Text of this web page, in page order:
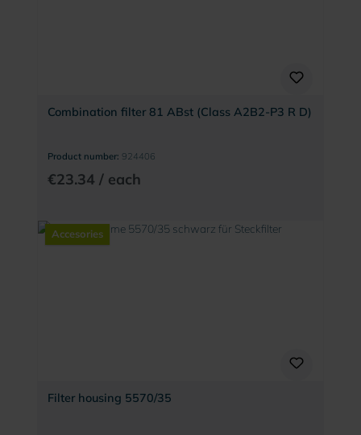
Combination filter 81 ABst (Class A2B2-P3 R D)
Product number: 924406
€23.34 / each
Accesories
Filter housing 5570/35